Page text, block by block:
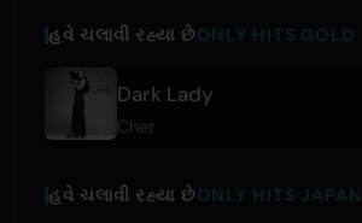
હવે ચલાવી રહ્યા છેONLY HITS GOLD
Dark Lady
Cher
હવે ચલાવી રહ્યા છેONLY HITS JAPAN